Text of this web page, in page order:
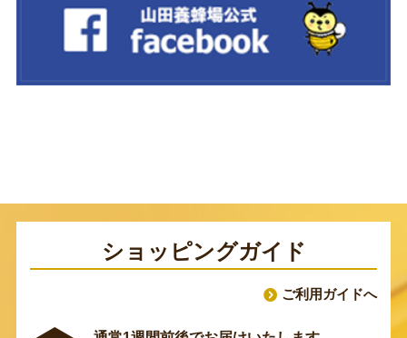
ショッピングガイド
ご利用ガイドへ